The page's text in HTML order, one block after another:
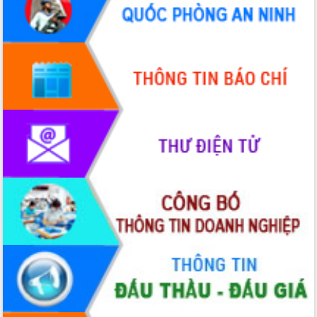
món ăn từ sầu riêng
Đắk Lắk công bố Quy hoạch và xúc
tiến đầu tư tỉnh
Ngành cá ngừ Đắk Lắk chủ động thích
ứng để giữ vững thị trường xuất khẩu
Diễn đàn Kinh tế tư nhân Việt Nam đột
phá cơ chế - Hợp tác công tư
Đề án 06 tạo bước ngoặt đột phá trong
cải cách hành chính tỉnh Đắk Lắk
Kết nối tour, đẩy mạnh chuyển đổi số
để phát triển du lịch Đắk Lắk
Khởi động Dự án Đầu tư xây dựng hạ
tầng kỹ thuật Cụm công nghiệp Tân
Tiến
Gặp mặt các cơ quan báo chí nhân Kỷ
niệm 101 năm Ngày Báo chí Cách
mạng Việt Nam
Đắk Lắk sơ kết 4 năm triển khai thực
hiện Đề án 06 của Chính phủ
Họp báo thông tin về Hội nghị Công bố